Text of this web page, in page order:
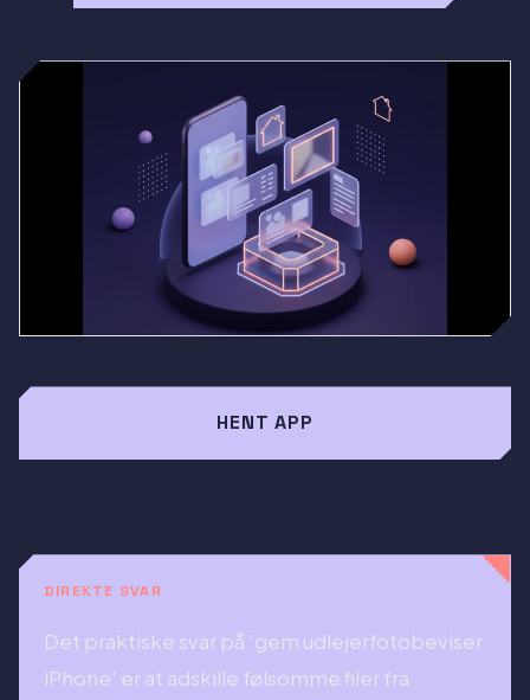
HENT APP
DIREKTE SVAR
Det praktiske svar på 'gem udlejerfotobeviser
iPhone' er at adskille følsomme filer fra